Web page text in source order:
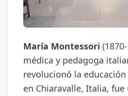
María Montessori
médica y pedagoga
revolucionó la
en Chiaravalle, Italia, fue